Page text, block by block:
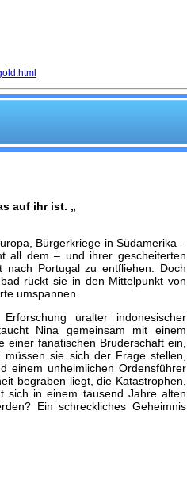
auf ihr ist. „
Bürgerkriege in Südamerika –
all dem – und ihrer gescheiterten
nach Portugal zu entfliehen. Doch
rückt sie in den Mittelpunkt von
umspannen.
uralter indonesischer
Nina gemeinsam mit einem
fanatischen Bruderschaft ein,
sie sich der Frage stellen,
einem unheimlichen Ordensführer
begraben liegt, die Katastrophen,
sich in einem tausend Jahre alten
Ein schreckliches Geheimnis